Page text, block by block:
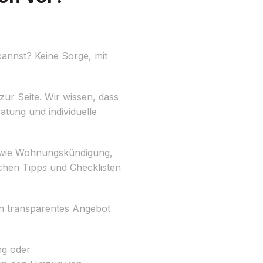
Keine Sorge, mit
zur Seite. Wir wissen, dass
und individuelle
Wohnungskündigung,
Tipps und Checklisten
transparentes Angebot
oder